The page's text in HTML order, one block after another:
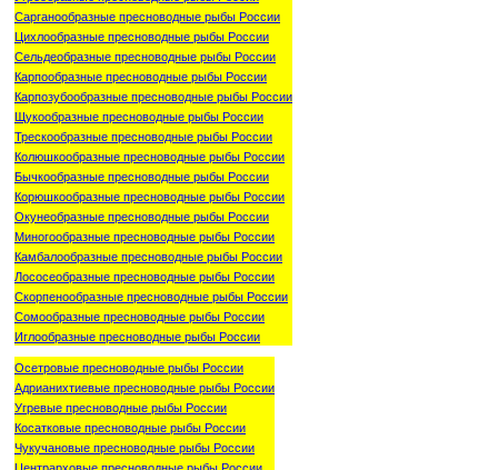
Сарганообразные пресноводные рыбы России
Цихлообразные пресноводные рыбы России
Сельдеобразные пресноводные рыбы России
Карпообразные пресноводные рыбы России
Карпозубообразные пресноводные рыбы России
Щукообразные пресноводные рыбы России
Трескообразные пресноводные рыбы России
Колюшкообразные пресноводные рыбы России
Бычкообразные пресноводные рыбы России
Корюшкообразные пресноводные рыбы России
Окунеобразные пресноводные рыбы России
Миногообразные пресноводные рыбы России
Камбалообразные пресноводные рыбы России
Лососеобразные пресноводные рыбы России
Скорпенообразные пресноводные рыбы России
Сомообразные пресноводные рыбы России
Иглообразные пресноводные рыбы России
Осетровые пресноводные рыбы России
Адрианихтиевые пресноводные рыбы России
Угревые пресноводные рыбы России
Косатковые пресноводные рыбы России
Чукучановые пресноводные рыбы России